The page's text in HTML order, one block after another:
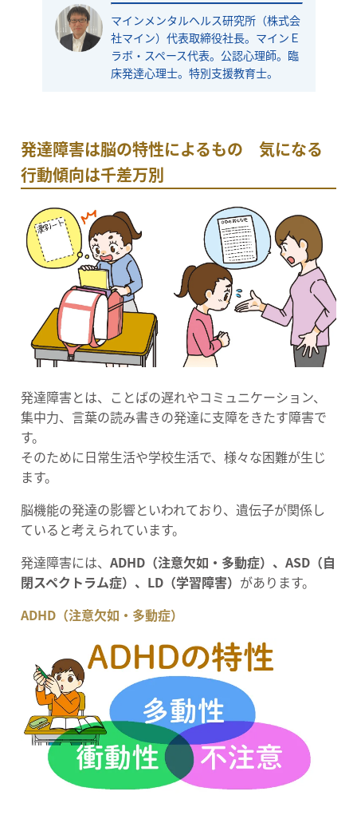
マインメンタルヘルス研究所（株式会
社マイン）代表取締役社長。マインＥ
ラボ・スペース代表。公認心理師。臨
床発達心理士。特別支援教育士。
発達障害は脳の特性によるもの 気になる
行動傾向は千差万別
発達障害とは、ことばの遅れやコミュニケーション、
集中力、言葉の読み書きの発達に支障をきたす障害で
す。
そのために日常生活や学校生活で、様々な困難が生じ
ます。
脳機能の発達の影響といわれており、遺伝子が関係し
ていると考えられています。
発達障害には、 ADHD（注意欠如・多動症）、ASD（自
閉スペクトラム症）、LD（学習障害） があります。
ADHD（注意欠如・多動症）